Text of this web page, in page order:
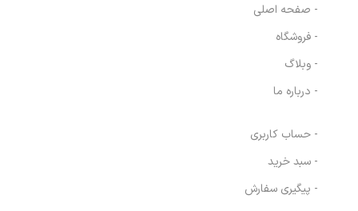
- صفحه اصلی
- فروشگاه
- وبلاگ
- درباره ما
- حساب کاربری
- سبد خرید
- پیگیری سفارش